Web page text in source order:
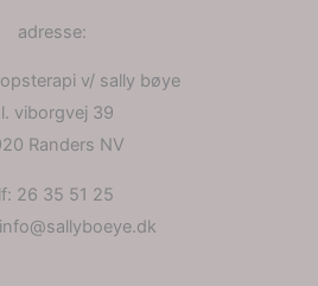
adresse:
v/ sally bøye
viborgvej 39
Randers NV
26 35 51 25